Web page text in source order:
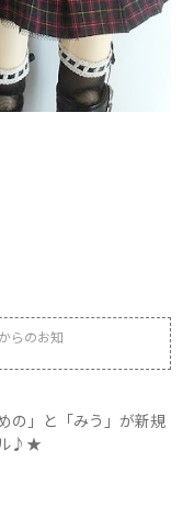
らのお知
の」と「みう」が新規
ル♪★